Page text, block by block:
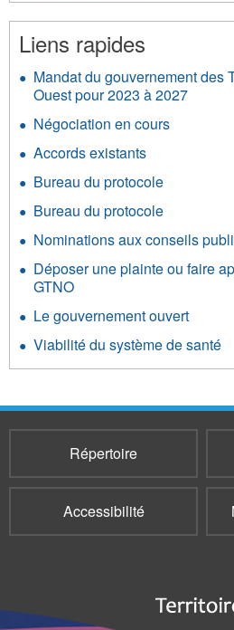
Liens rapides
Mandat du gouvernement des
Ouest pour 2023 à 2027
Négociation en cours
Accords existants
Bureau du protocole
Bureau du protocole
Nominations aux conseils
Déposer une plainte ou faire
GTNO
Le gouvernement ouvert
Viabilité du système de santé
Répertoire
Accessibilité